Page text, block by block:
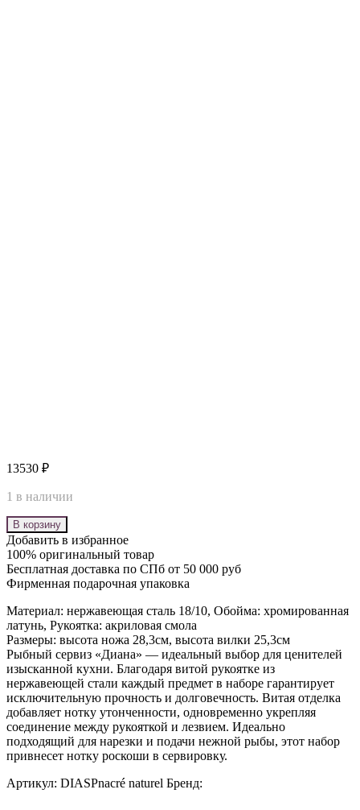
13530 ₽
1 в наличии
В корзину
Добавить в избранное
100% оригинальный товар
Бесплатная доставка по СПб от 50 000 руб
Фирменная подарочная упаковка
Материал: нержавеющая сталь 18/10, Обойма: хромированная
латунь, Рукоятка: акриловая смола
Размеры: высота ножа 28,3см, высота вилки 25,3см
Рыбный сервиз «Диана» — идеальный выбор для ценителей
изысканной кухни. Благодаря витой рукоятке из
нержавеющей стали каждый предмет в наборе гарантирует
исключительную прочность и долговечность. Витая отделка
добавляет нотку утонченности, одновременно укрепляя
соединение между рукояткой и лезвием. Идеально
подходящий для нарезки и подачи нежной рыбы, этот набор
привнесет нотку роскоши в сервировку.
Артикул: DIASPnacré naturel Бренд: